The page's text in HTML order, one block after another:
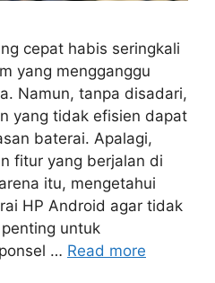
cepat habis seringkali
yang mengganggu
Namun, tanpa disadari,
yang tidak efisien dapat
baterai. Apalagi,
fitur yang berjalan di
itu, mengetahui
HP Android agar tidak
untuk
… Read more